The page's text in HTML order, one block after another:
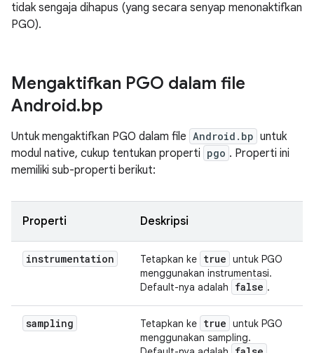
tidak sengaja dihapus (yang secara senyap menonaktifkan
PGO).
Mengaktifkan PGO dalam file
Android.bp
Untuk mengaktifkan PGO dalam file Android.bp untuk
modul native, cukup tentukan properti pgo . Properti ini
memiliki sub-properti berikut:
Properti Deskripsi
instrumentation Tetapkan ke true untuk PGO
menggunakan instrumentasi.
Default-nya adalah
false .
sampling Tetapkan ke true untuk PGO
menggunakan sampling.